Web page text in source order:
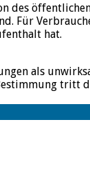
des
Für
hat.
als
tritt